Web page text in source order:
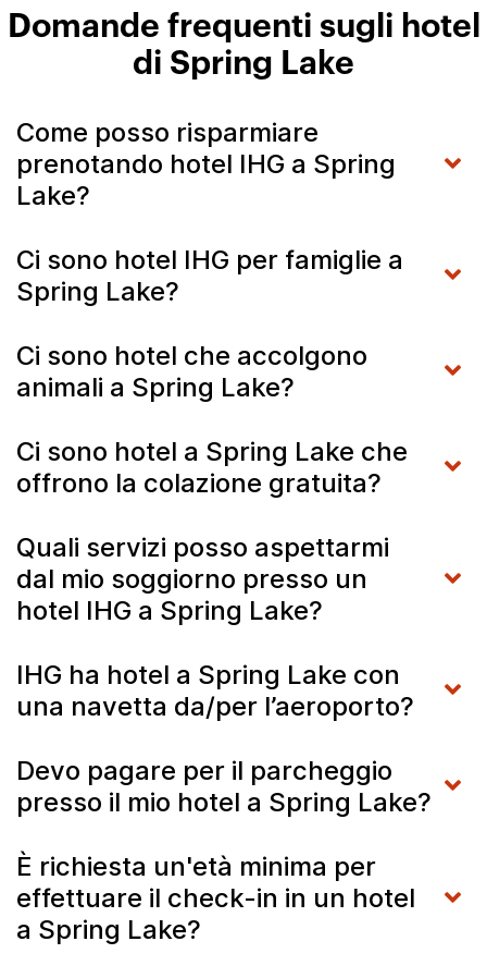
Domande frequenti sugli hotel
di Spring Lake
Come posso risparmiare
prenotando hotel IHG a Spring
Lake?
Ci sono hotel IHG per famiglie a
Spring Lake?
Ci sono hotel che accolgono
animali a Spring Lake?
Ci sono hotel a Spring Lake che
offrono la colazione gratuita?
Quali servizi posso aspettarmi
dal mio soggiorno presso un
hotel IHG a Spring Lake?
IHG ha hotel a Spring Lake con
una navetta da/per l’aeroporto?
Devo pagare per il parcheggio
presso il mio hotel a Spring Lake?
È richiesta un'età minima per
effettuare il check-in in un hotel
a Spring Lake?